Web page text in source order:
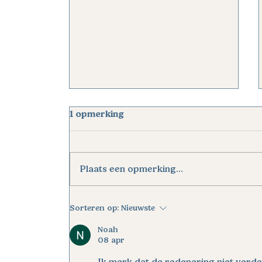
Werken kruispunt
Turnhout
1 opmerking
Plaats een opmerking...
Sorteren op: Nieuwste
Noah
08 apr